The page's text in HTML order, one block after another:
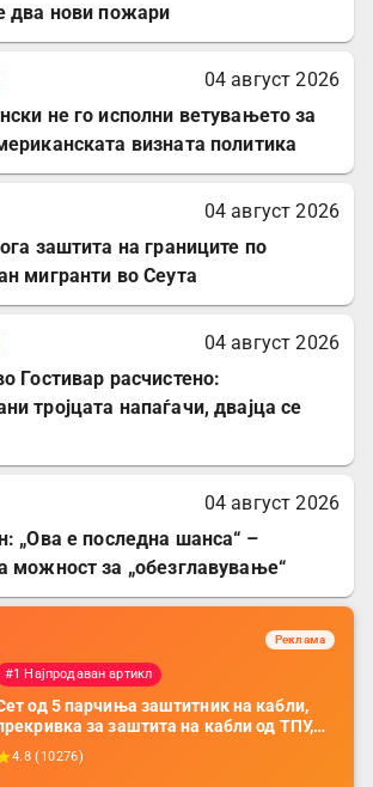
два нови пожари
04 август 2026
не го исполни ветувањето за
визната политика
04 август 2026
заштита на границите по
мигранти во Сеута
04 август 2026
Гостивар расчистено:
тројцата напаѓачи, двајца се
04 август 2026
„Ова е последна шанса“ –
можност за „обезглавување“
Реклама
#1 Најпродаван артикл
од 5 парчиња заштитник на кабли,
за заштита на кабли од ТПУ,
додатоци за заштита на кабли, без
батерија, за мобилни телефони, комплет
4.8 ( 10276)